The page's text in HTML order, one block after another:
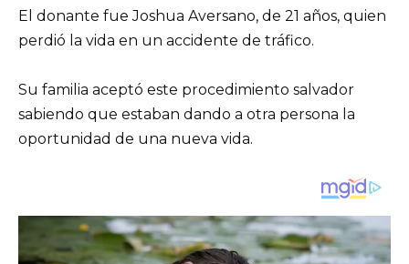
El donante fue Joshua Aversano, de 21 años, quien
perdió la vida en un accidente de tráfico.
Su familia aceptó este procedimiento salvador
sabiendo que estaban dando a otra persona la
oportunidad de una nueva vida.